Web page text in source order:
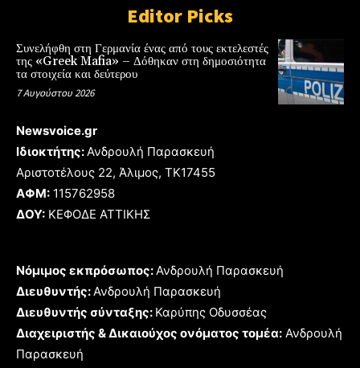
Editor Picks
Συνελήφθη στη Γερμανία ένας από τους εκτελεστές
της «Greek Mafia» – Δόθηκαν στη δημοσιότητα
τα στοιχεία και δεύτερου
7 Αυγούστου 2026
Newsvoice.gr
Ιδιοκτήτης:Ανδρουλή Παρασκευή
Αριστοτέλους 22, Άλιμος, TK17455
ΑΦΜ: 115762958
ΔΟΥ: ΚΕΦΟΔΕ ΑΤΤΙΚΗΣ
Νόμιμος εκπρόσωπος:Ανδρουλή Παρασκευή
Διευθυντής:Ανδρουλή Παρασκευή
Διευθυντής σύνταξης: Καρύπης Οδυσσέας
Διαχειριστής & Δικαιούχος ονόματος τομέα: Ανδρουλή
Παρασκευή